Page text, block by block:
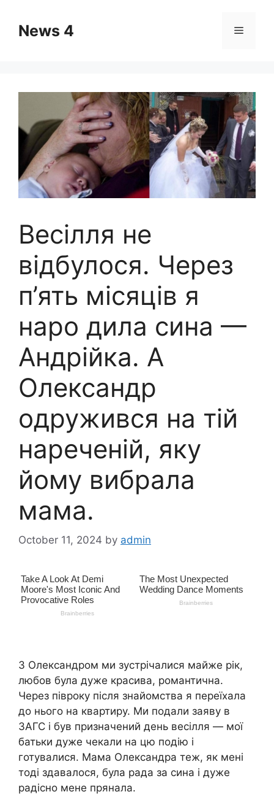
contentNews 4 Menu
Bесілля не
відбулося. Через
п’ять місяців я
наpо дила сина —
Андрійка. А
Олександр
одружився на тій
нареченій, яку
йому вибрала
мама.
October 11, 2024 by admin
З Олександром ми зустрічалися майже рік,
любов була дуже красива, романтична.
Через півроку після знайомства я переїхала
до нього на квартиру. Ми подали заяву в
ЗАГС і був призначений день весілля — мої
батьки дуже чекали на цю подію і
готувалися. Мама Олександра теж, як мені
тоді здавалося, була рада за сина і дуже
радісно мене прянала.